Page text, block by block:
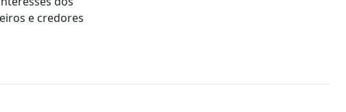
e credores